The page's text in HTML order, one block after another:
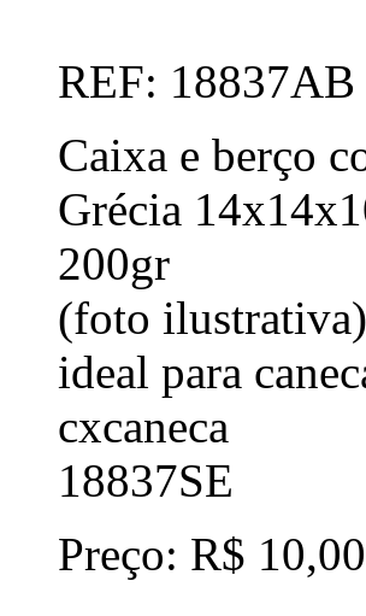
REF: 18837AB
Caixa e berço
Grécia
200gr
(foto ilustrativa)
ideal para
cxcaneca
18837SE
Preço: R$ 10,00